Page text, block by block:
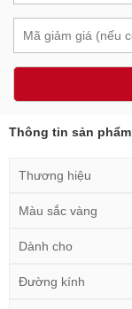
Thông tin sản phẩm
Thương hiệu
Màu sắc vàng
Dành cho
Đường kính